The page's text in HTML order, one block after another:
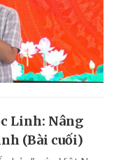
Linh: Nâng
(Bài cuối)